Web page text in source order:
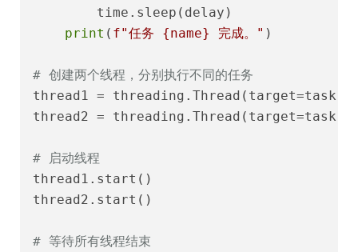
        time.sleep(delay)
print ( f"任务 {name} 完成。" )
# 创建两个线程，分别执行不同的任务
thread1 = threading.Thread(target=task,
thread2 = threading.Thread(target=task,
# 启动线程
thread1.start()
thread2.start()
# 等待所有线程结束